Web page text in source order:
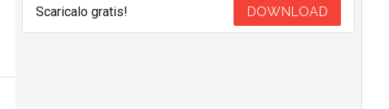
Scaricalo gratis! DOWNLOAD